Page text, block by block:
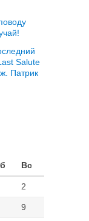
Salute
Патрик
Вс
2
9